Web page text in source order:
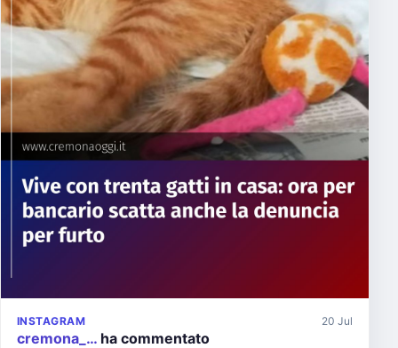
INSTAGRAM 20 Jul
cremona_… ha commentato